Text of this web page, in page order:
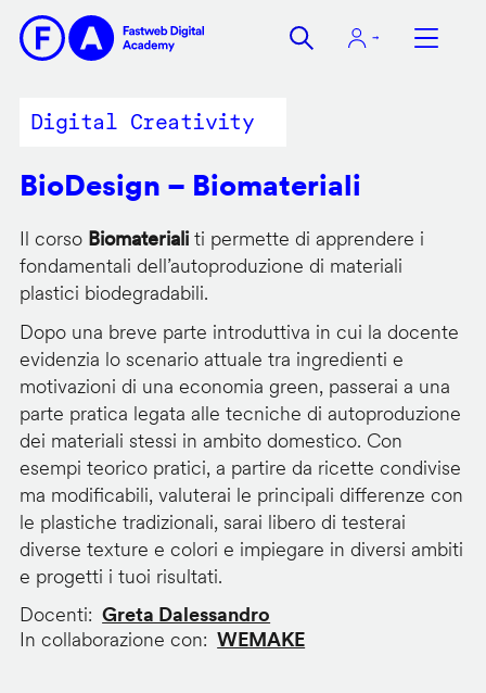
contenuto
Digital Creativity
BioDesign – Biomateriali
Il corso Biomaterialiti permette di apprendere i
fondamentali dell’autoproduzione di materiali
plastici biodegradabili.
Dopo una breve parte introduttiva in cui la docente
evidenzia lo scenario attuale tra ingredienti e
motivazioni di una economia green, passerai a una
parte pratica legata alle tecniche di autoproduzione
dei materiali stessi in ambito domestico. Con
esempi teorico pratici, a partire da ricette condivise
ma modificabili, valuterai le principali differenze con
le plastiche tradizionali, sarai libero di testerai
diverse texture e colori e impiegare in diversi ambiti
e progetti i tuoi risultati.
Docenti
Greta Dalessandro
In collaborazione con
WEMAKE